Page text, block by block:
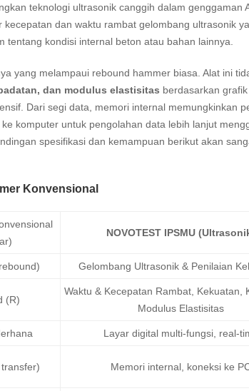
teknologi ultrasonik canggih dalam genggaman
dan waktu rambat gelombang ultrasonik
kondisi internal beton atau bahan lainnya.
yang melampaui rebound hammer biasa. Alat ini
dan modulus elastisitas berdasarkan
Dari segi data, memori internal memungkinkan
komputer untuk pengolahan data lebih lanjut
spesifikasi dan kemampuan berikut akan
Konvensional
NOVOTEST IPSMU
Gelombang Ultrasonik & Penilaian
(R)
Waktu & Kecepatan Rambat, Kekuatan,
Modulus Elastisitas
Layar digital multi-fungsi, real-
Memori internal, koneksi ke